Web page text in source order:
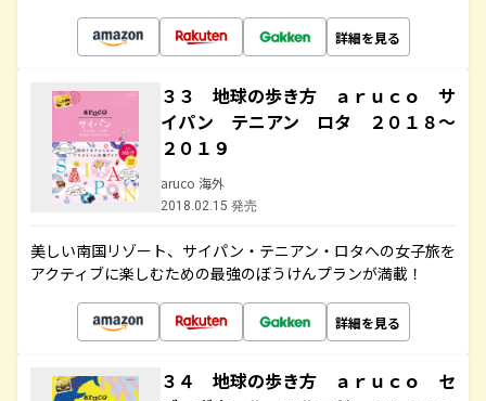
詳細を見る
３３ 地球の歩き方 ａｒｕｃｏ サ
イパン テニアン ロタ ２０１８～
２０１９
aruco 海外
2018.02.15 発売
美しい南国リゾート、サイパン・テニアン・ロタへの女子旅を
アクティブに楽しむための最強のぼうけんプランが満載！
詳細を見る
３４ 地球の歩き方 ａｒｕｃｏ セ